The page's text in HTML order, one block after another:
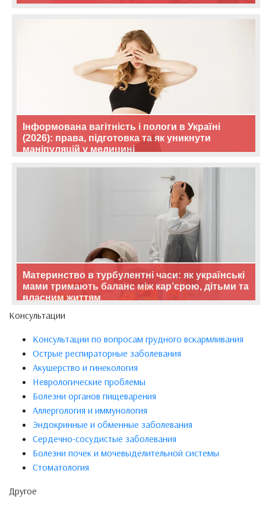
Інформована вагітність і пологи в Україні
(2026): права, підготовка та як уникнути
маніпуляцій у медицині
Материнство в турбулентні часи: як українські
мами тримають баланс між кар’єрою, дітьми та
власним життям
Консультации
Консультации по вопросам грудного вскармливания
Острые респираторные заболевания
Акушерство и гинекология
Неврологические проблемы
Болезни органов пищеварения
Аллергология и иммунология
Эндокринные и обменные заболевания
Сердечно-сосудистые заболевания
Болезни почек и мочевыделительной системы
Стоматология
Другое